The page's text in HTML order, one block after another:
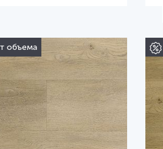
объема